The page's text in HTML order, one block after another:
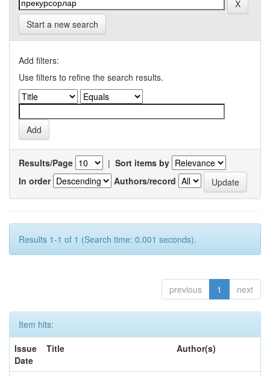
Start a new search
Add filters:
Use filters to refine the search results.
Results/Page | Sort items by
In order
Authors/record
Results 1-1 of 1 (Search time: 0.001 seconds).
previous 1 next
Item hits:
Issue
Date
Title Author(s)